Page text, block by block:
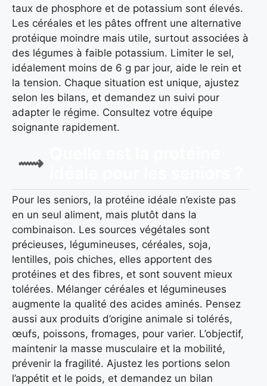
taux de phosphore et de potassium sont élevés.
Les céréales et les pâtes offrent une alternative
protéique moindre mais utile, surtout associées à
des légumes à faible potassium. Limiter le sel,
idéalement moins de 6 g par jour, aide le rein et
la tension. Chaque situation est unique, ajustez
selon les bilans, et demandez un suivi pour
adapter le régime. Consultez votre équipe
soignante rapidement.
Pour les seniors, la protéine idéale n’existe pas
en un seul aliment, mais plutôt dans la
combinaison. Les sources végétales sont
précieuses, légumineuses, céréales, soja,
lentilles, pois chiches, elles apportent des
protéines et des fibres, et sont souvent mieux
tolérées. Mélanger céréales et légumineuses
augmente la qualité des acides aminés. Pensez
aussi aux produits d’origine animale si tolérés,
œufs, poissons, fromages, pour varier. L’objectif,
maintenir la masse musculaire et la mobilité,
prévenir la fragilité. Ajustez les portions selon
l’appétit et le poids, et demandez un bilan